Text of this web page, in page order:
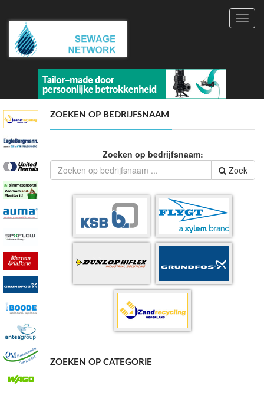
ZOEKEN OP BEDRIJFSNAAM
Zoeken op bedrijfsnaam:
Zoek
ZOEKEN OP CATEGORIE